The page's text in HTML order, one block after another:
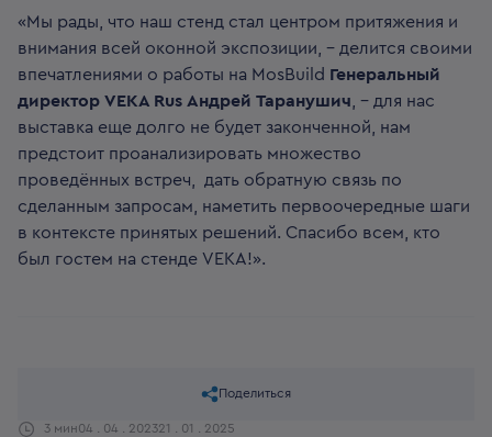
«Мы рады, что наш стенд стал центром притяжения и
внимания всей оконной экспозиции, – делится своими
впечатлениями о работы на MosBuild Генеральный
директор VEKA Rus Андрей Таранушич , – для нас
выставка еще долго не будет законченной, нам
предстоит проанализировать множество
проведённых встреч, дать обратную связь по
сделанным запросам, наметить первоочередные шаги
в контексте принятых решений. Спасибо всем, кто
был гостем на стенде VEKA!».
3 мин04 . 04 . 202321 . 01 . 2025
Поделиться